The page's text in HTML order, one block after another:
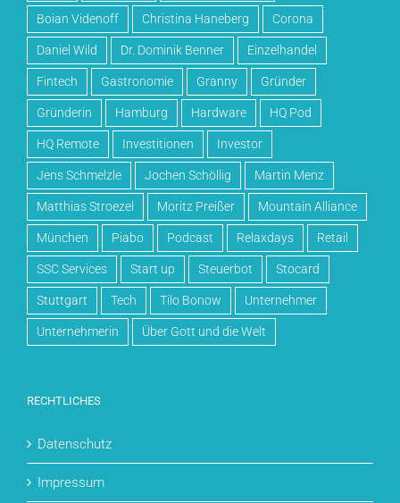
Boian Videnoff Christina Haneberg Corona
Daniel Wild Dr. Dominik Benner Einzelhandel
Fintech Gastronomie Granny Gründer
Gründerin Hamburg Hardware HQ Pod
HQ Remote Investitionen Investor
Jens Schmelzle Jochen Schöllig Martin Menz
Matthias Stroezel Moritz Preißer Mountain Alliance
München Piabo Podcast Relaxdays Retail
SSC Services Start up Steuerbot Stocard
Stuttgart Tech Tilo Bonow Unternehmer
Unternehmerin Über Gott und die Welt
RECHTLICHES
Datenschutz
Impressum